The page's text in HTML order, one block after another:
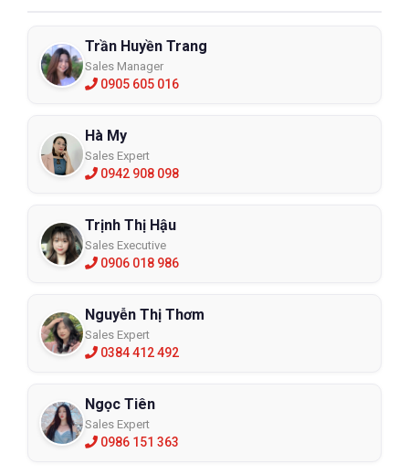
Trần Huyền Trang
Sales Manager
0905 605 016
Hà My
Sales Expert
0942 908 098
Trịnh Thị Hậu
Sales Executive
0906 018 986
Nguyễn Thị Thơm
Sales Expert
0384 412 492
Ngọc Tiên
Sales Expert
0986 151 363